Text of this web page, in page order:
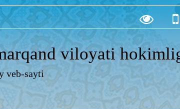
viloyati
veb-sayti